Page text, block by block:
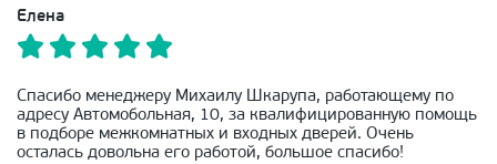
Елена
Спасибо менеджеру Михаилу Шкарупа, работающему по
адресу Автомобольная, 10, за квалифицированную помощь
в подборе межкомнатных и входных дверей. Очень
осталась довольна его работой, большое спасибо!